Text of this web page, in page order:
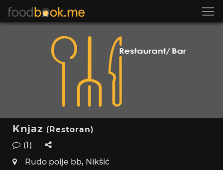
Knjaz (Restoran)
(1)
Rudo polje bb, Nikšić